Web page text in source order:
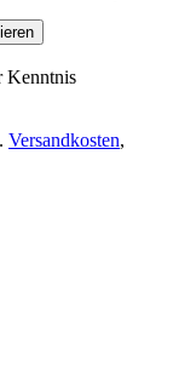
Kenntnis
Versandkosten,